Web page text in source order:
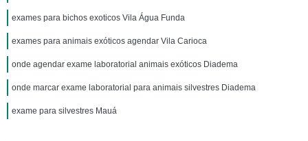
exames para bichos exoticos Vila Água Funda
exames para animais exóticos agendar Vila Carioca
onde agendar exame laboratorial animais exóticos Diadema
onde marcar exame laboratorial para animais silvestres Diadema
exame para silvestres Mauá